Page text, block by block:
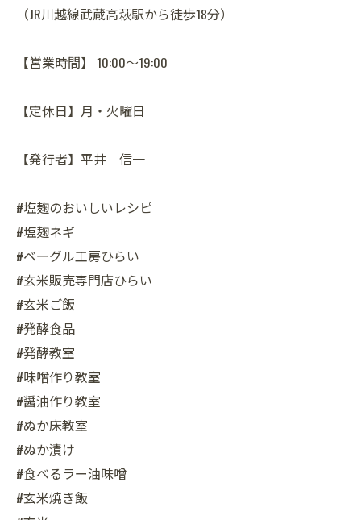
（JR川越線武蔵高萩駅から徒歩18分）
【営業時間】 10:00～19:00
【定休日】月・火曜日
【発行者】平井 信一
#塩麹のおいしいレシピ
#塩麹ネギ
#ベーグル工房ひらい
#玄米販売専門店ひらい
#玄米ご飯
#発酵食品
#発酵教室
#味噌作り教室
#醤油作り教室
#ぬか床教室
#ぬか漬け
#食べるラー油味噌
#玄米焼き飯